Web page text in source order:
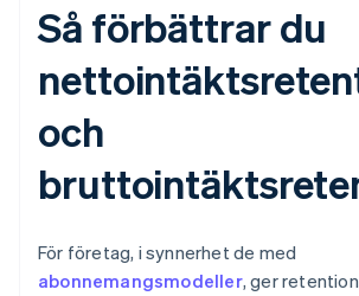
Så förbättrar du
och
För företag, i synnerhet de med
abonnemangsmodeller, ger